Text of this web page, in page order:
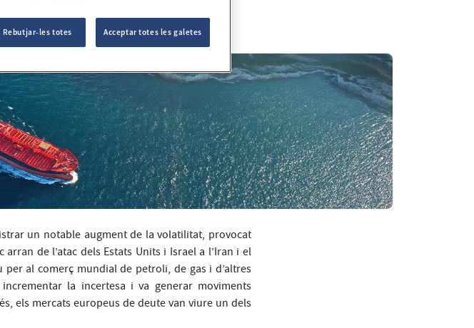
un notable augment de la volatilitat, provocat
de l’atac dels Estats Units i Israel a l’Iran i el
al comerç mundial de petroli, de gas i d’altres
la incertesa i va generar moviments
els mercats europeus de deute van viure un dels
Rebutjar-les totes Acceptar totes les galetes